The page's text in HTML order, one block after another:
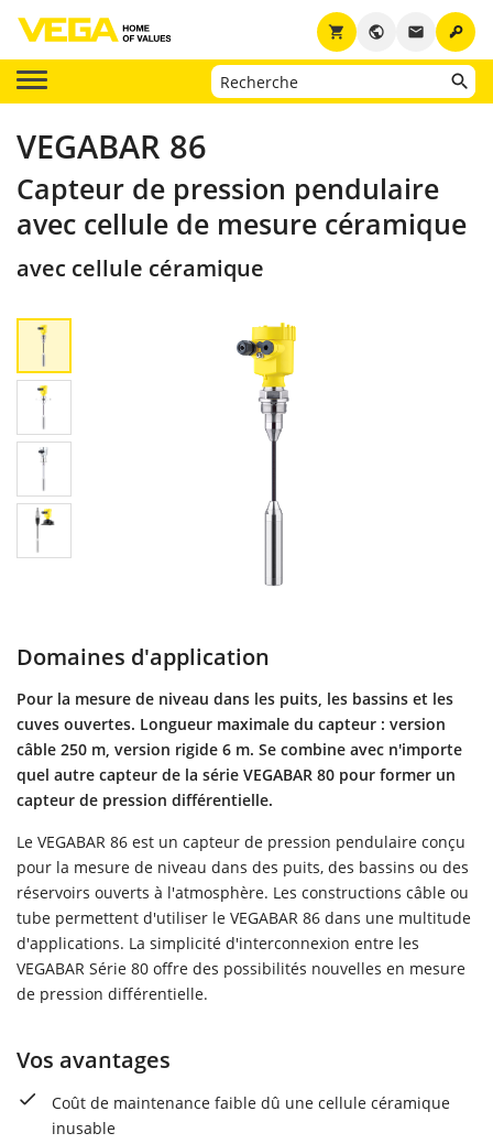
key
email
public
shopping_cart
VEGABAR 86
Capteur de pression pendulaire
avec cellule de mesure céramique
avec cellule céramique
Domaines d'application
Pour la mesure de niveau dans les puits, les bassins et les
cuves ouvertes. Longueur maximale du capteur : version
câble 250 m, version rigide 6 m. Se combine avec n'importe
quel autre capteur de la série VEGABAR 80 pour former un
capteur de pression différentielle.
Le VEGABAR 86 est un capteur de pression pendulaire conçu
pour la mesure de niveau dans des puits, des bassins ou des
réservoirs ouverts à l'atmosphère. Les constructions câble ou
tube permettent d'utiliser le VEGABAR 86 dans une multitude
d'applications. La simplicité d'interconnexion entre les
VEGABAR Série 80 offre des possibilités nouvelles en mesure
de pression différentielle.
Vos avantages
Coût de maintenance faible dû une cellule céramique
inusable